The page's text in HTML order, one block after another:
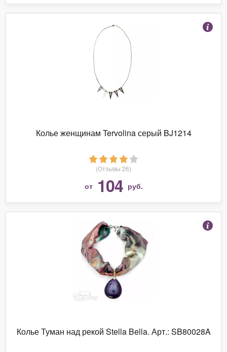
Колье женщинам Tervolina серый BJ1214
(Отзывы 26)
от 104 руб.
Колье Туман над рекой Stella Bella. Арт.: SB80028A